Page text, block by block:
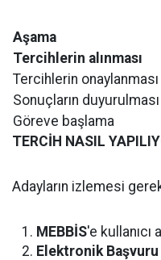
Aşama
Tercihlerin alınması
Tercihlerin onaylanması
Sonuçların duyurulması
Göreve başlama
TERCİH NASIL
Adayların izlemesi
MEBBİS'e kullanıcı
Elektronik